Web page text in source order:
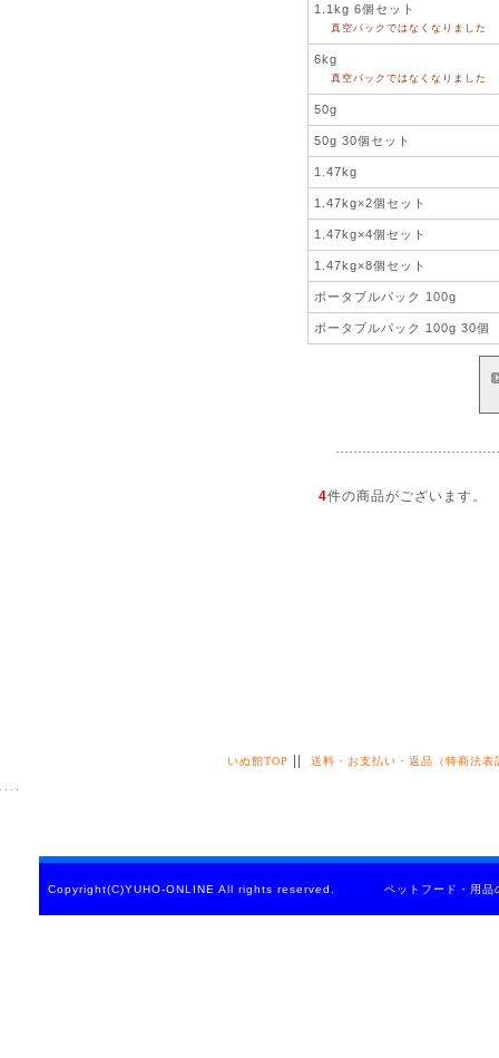
1.1kg 6個セット
真空パックではなくなりました
6kg
真空パックではなくなりました
50g
50g 30個セット
1.47kg
1.47kg×2個セット
1.47kg×4個セット
1.47kg×8個セット
ポータブルパック 100g
ポータブルパック 100g 30個
4件の商品がございます。
いぬ館TOP 送料・お支払い・返品（特商法表
Copyright(C)YUHO-ONLINE All rights reserved. ペットフード・用品